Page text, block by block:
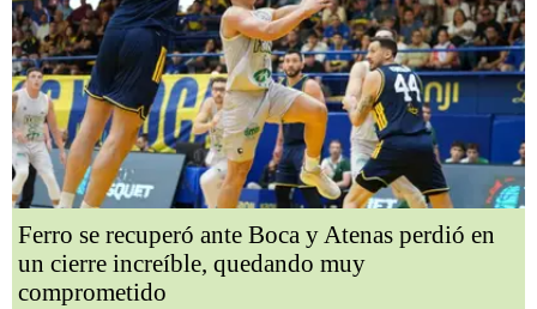
Ferro se recuperó ante Boca y Atenas perdió en
un cierre increíble, quedando muy
comprometido